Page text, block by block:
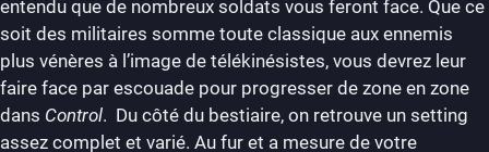
entendu que de nombreux soldats vous feront face. Que ce
soit des militaires somme toute classique aux ennemis
plus vénères à l’image de télékinésistes, vous devrez leur
faire face par escouade pour progresser de zone en zone
dans Control. Du côté du bestiaire, on retrouve un setting
assez complet et varié. Au fur et a mesure de votre